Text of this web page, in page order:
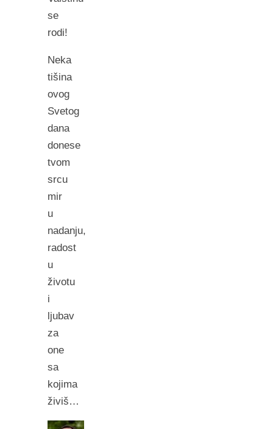
se
rodi!
Neka
tišina
ovog
Svetog
dana
donese
tvom
srcu
mir
u
nadanju,
radost
u
životu
i
ljubav
za
one
sa
kojima
živiš…